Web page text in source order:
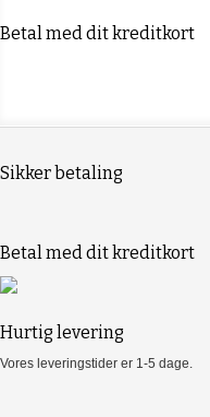
Betal med dit kreditkort
Sikker betaling
Betal med dit kreditkort
Hurtig levering
Vores leveringstider er 1-5 dage.